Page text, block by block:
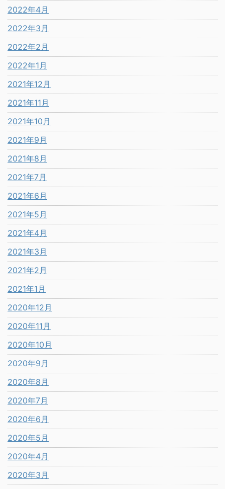
2022年4月
2022年3月
2022年2月
2022年1月
2021年12月
2021年11月
2021年10月
2021年9月
2021年8月
2021年7月
2021年6月
2021年5月
2021年4月
2021年3月
2021年2月
2021年1月
2020年12月
2020年11月
2020年10月
2020年9月
2020年8月
2020年7月
2020年6月
2020年5月
2020年4月
2020年3月